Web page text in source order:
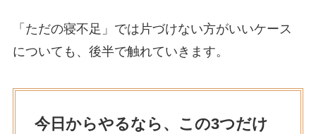
「ただの寝不足」では片づけない方がいいケース
についても、後半で触れていきます。
今日からやるなら、この3つだけ